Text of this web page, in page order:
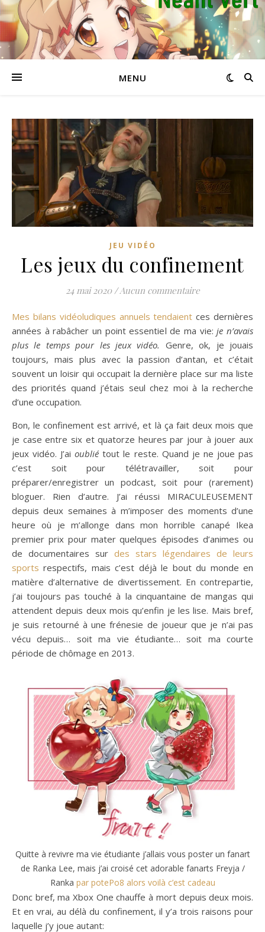
MENU
JEU VIDÉO
Les jeux du confinement
24 mai 2020 / Aucun commentaire
Mes bilans vidéoludiques annuels tendaient ces dernières
années à rabâcher un point essentiel de ma vie:je n’avais
plus le temps pour les jeux vidéo. Genre, ok, je jouais
toujours, mais plus avec la passion d’antan, et c’était
souvent un loisir qui occupait la dernière place sur ma liste
des priorités quand j’étais seul chez moi à la recherche
d’une occupation.
Bon, le confinement est arrivé, et là ça fait deux mois que
je case entre six et quatorze heures par jour à jouer aux
jeux vidéo. J’aioublié tout le reste. Quand je ne joue pas
c’est soit pour télétravailler, soit pour
préparer/enregistrer un podcast, soit pour (rarement)
bloguer. Rien d’autre. J’ai réussi MIRACULEUSEMENT
depuis deux semaines à m’imposer des moments d’une
heure où je m’allonge dans mon horrible canapé Ikea
premier prix pour mater quelques épisodes d’animes ou
de documentaires sur des stars légendaires de leurs
sports respectifs, mais c’est déjà le bout du monde en
matière d’alternative de divertissement. En contrepartie,
j’ai toujours pas touché à la cinquantaine de mangas qui
attendent depuis deux mois qu’enfin je les lise. Mais bref,
je suis retourné à une frénesie de joueur que je n’ai pas
vécu depuis… soit ma vie étudiante… soit ma courte
période de chômage en 2013.
Quitte à revivre ma vie étudiante j’allais vous poster un fanart
de Ranka Lee, mais j’ai croisé cet adorable fanarts Freyja /
Ranka par potePo8 alors voilà c’est cadeau
Donc bref, ma Xbox One chauffe à mort depuis deux mois.
Et en vrai, au délà du confinement, il y’a trois raisons pour
laquelle j’y joue autant: